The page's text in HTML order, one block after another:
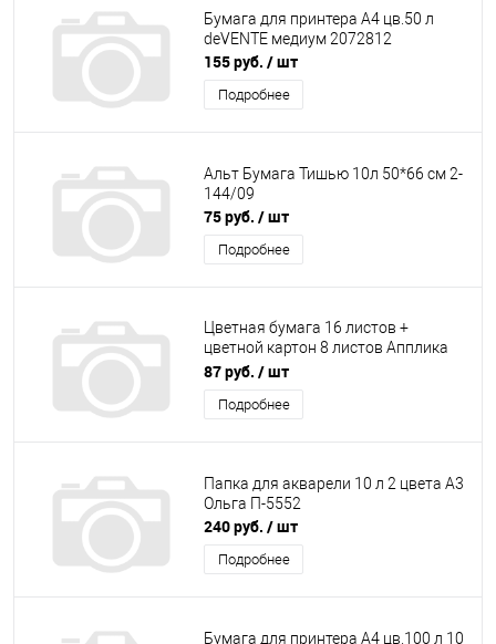
Бумага для принтера А4 цв.50 л
deVENTE медиум 2072812
155 руб. / шт
Подробнее
Альт Бумага Тишью 10л 50*66 см 2-
144/09
75 руб. / шт
Подробнее
Цветная бумага 16 листов +
цветной картон 8 листов Апплика
С1832-13
87 руб. / шт
Подробнее
Папка для акварели 10 л 2 цвета А3
Ольга П-5552
240 руб. / шт
Подробнее
Бумага для принтера А4 цв.100 л 10